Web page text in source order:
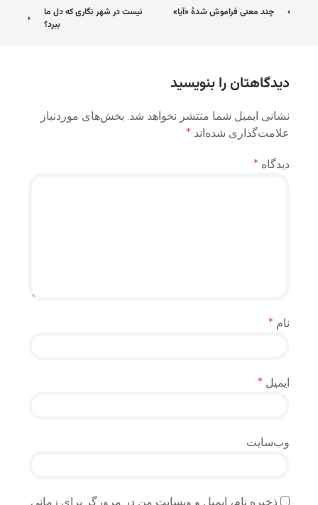
ناوبری
چند معنی فراموش شدۀ «آیا»
نیست در شهر نگاری که دل ما
ببرد؟
دیدگاهتان را بنویسید
نشانی ایمیل شما منتشر نخواهد شد. بخش‌های موردنیاز
علامت‌گذاری شده‌اند *
دیدگاه *
نام *
ایمیل *
وب‌سایت
ذخیره نام، ایمیل و وبسایت من در مرورگر برای زمانی